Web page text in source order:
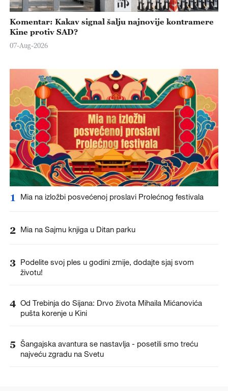
Komentar: Kakav signal šalju najnovije kontramere
Kine protiv SAD?
07-Aug-2026
1 Mia na izložbi posvećenoj proslavi Prolećnog festivala
2 Mia na Sajmu knjiga u Ditan parku
3 Podelite svoj ples u godini zmije, dodajte sjaj svom
životu!
4 Od Trebinja do Sijana: Drvo života Mihaila Mićanovića
pušta korenje u Kini
5 Šangajska avantura se nastavlja - posetili smo treću
najveću zgradu na Svetu